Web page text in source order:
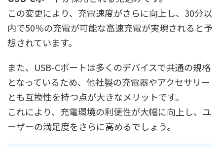
この変更により、充電速度がさらに向上し、30分以
内で50％の充電が可能な高速充電が実現されると予
想されています。
また、USB-Cポートは多くのデバイスで共通の規格
となっているため、他社製の充電器やアクセサリー
とも互換性を持つ点が大きなメリットです。
これにより、充電環境の利便性が大幅に向上し、ユ
ーザーの満足度をさらに高めるでしょう。